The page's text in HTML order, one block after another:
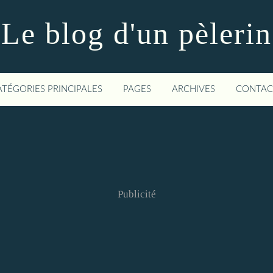
Le blog d'un pèlerin
PRINCIPALES PAGES ARCHIVES
Publicité